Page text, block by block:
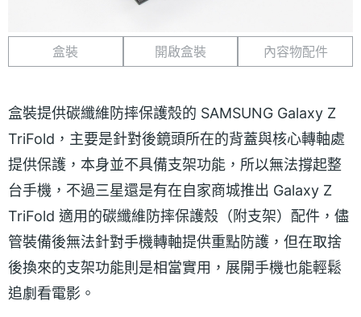
盒裝 開啟盒裝 內容物配件
盒裝提供碳纖維防摔保護殼的 SAMSUNG Galaxy Z
TriFold，主要是針對後鏡頭所在的背蓋與核心轉軸處
提供保護，本身並不具備支架功能，所以無法撐起整
台手機，不過三星還是有在自家商城推出 Galaxy Z
TriFold 適用的碳纖維防摔保護殼（附支架）配件，儘
管裝備後無法針對手機轉軸提供重點防護，但在取捨
後換來的支架功能則是相當實用，展開手機也能輕鬆
追劇看電影。